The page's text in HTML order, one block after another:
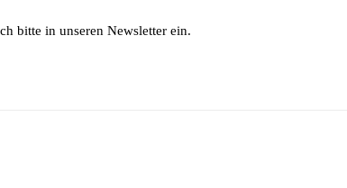
bitte in unseren Newsletter ein.